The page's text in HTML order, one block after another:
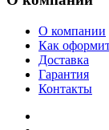
О компании
Как
Доставка
Гарантия
Контакты